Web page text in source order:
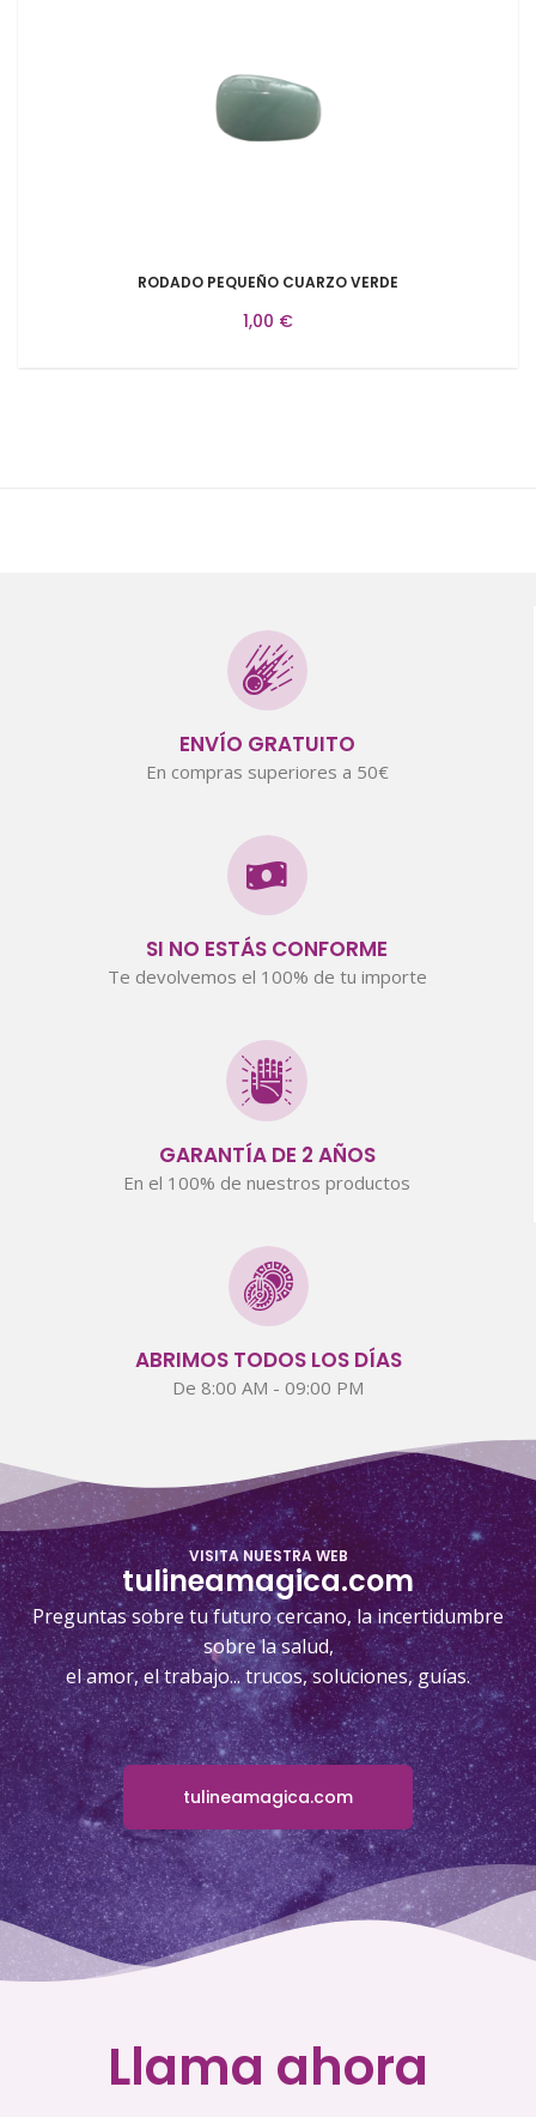
RODADO PEQUEÑO CUARZO VERDE
1,00 €
ENVÍO GRATUITO
En compras superiores a 50€
SI NO ESTÁS CONFORME
Te devolvemos el 100% de tu importe
GARANTÍA DE 2 AÑOS
En el 100% de nuestros productos
ABRIMOS TODOS LOS DÍAS
De 8:00 AM - 09:00 PM
VISITA NUESTRA WEB
tulineamagica.com
Preguntas sobre tu futuro cercano, la incertidumbre
sobre la salud,
el amor, el trabajo... trucos, soluciones, guías.
tulineamagica.com
Llama ahora